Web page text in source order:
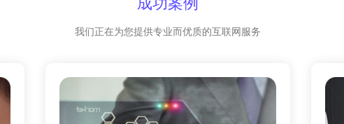
我们正在为您提供专业而优质的互联网服务